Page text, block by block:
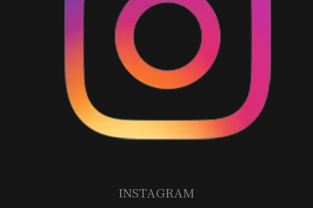
INSTAGRAM